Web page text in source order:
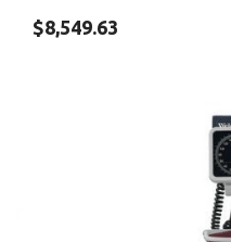
$8,549.63